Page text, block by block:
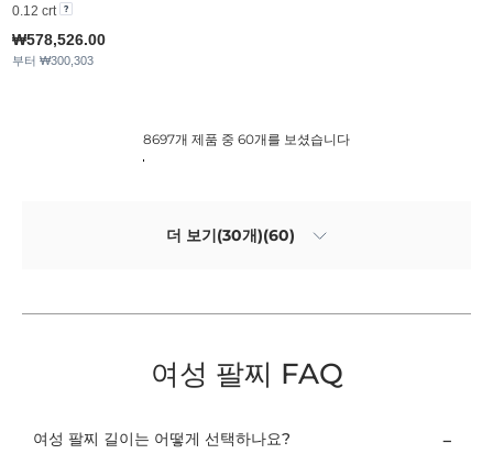
0.12 crt
₩578,526.00
부터 ₩300,303
8697개 제품 중 60개를 보셨습니다
더 보기(30개)(60)
여성 팔찌 FAQ
여성 팔찌 길이는 어떻게 선택하나요?